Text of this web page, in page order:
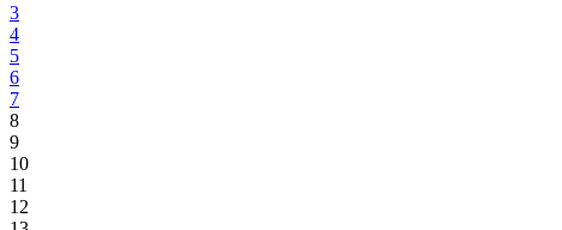
3
4
5
6
7
8
9
10
11
12